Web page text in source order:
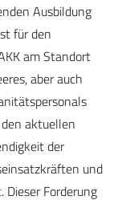
Ausbildung
für den
am Standort
aber auch
aktuellen
der
und
Forderung